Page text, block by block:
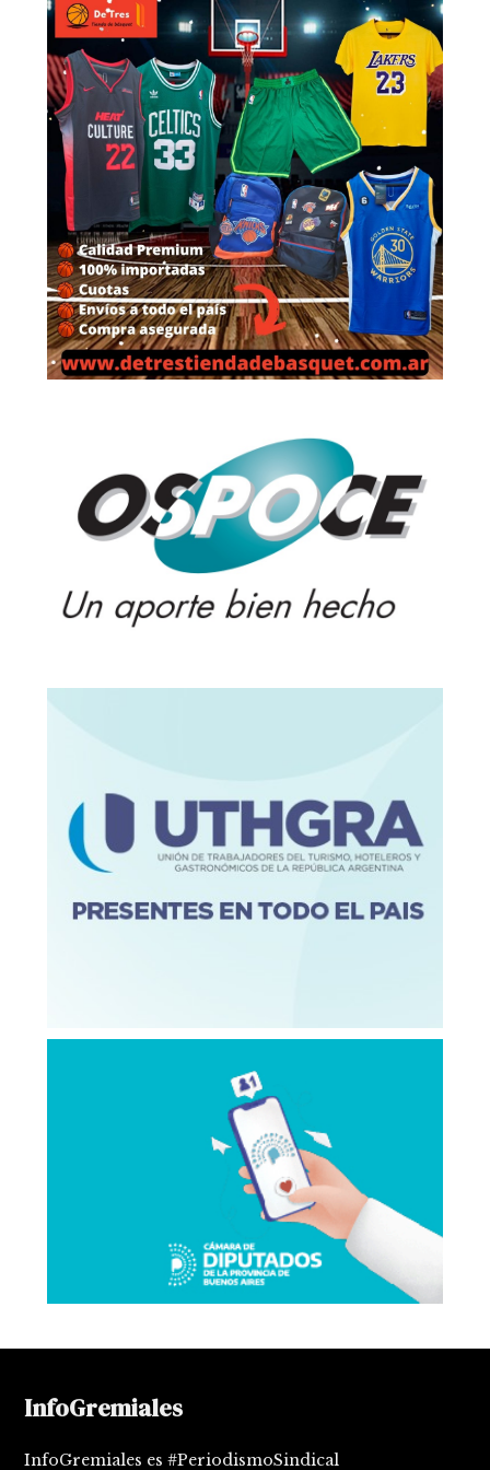
InfoGremiales
InfoGremiales es #PeriodismoSindical